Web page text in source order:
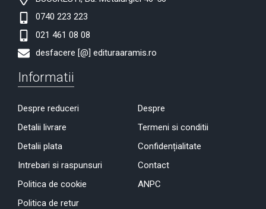
0740 223 223
021 461 08 08
desfacere [@] edituraaramis.ro
Informatii
Despre reduceri
Detalii livrare
Detalii plata
Intrebari si raspunsuri
Politica de cookie
Politica de retur
Despre
Termeni si conditii
Confidențialitate
Contact
ANPC